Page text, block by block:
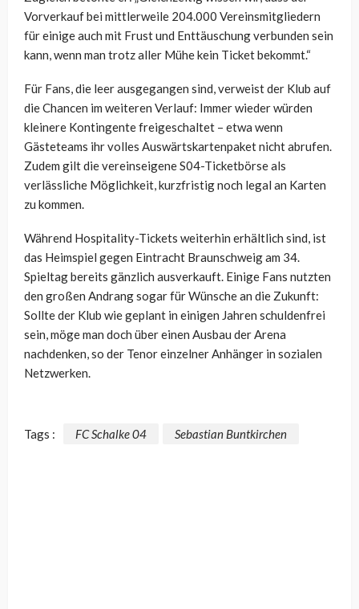
Vorverkauf bei mittlerweile 204.000 Vereinsmitgliedern
für einige auch mit Frust und Enttäuschung verbunden sein
kann, wenn man trotz aller Mühe kein Ticket bekommt.“
Für Fans, die leer ausgegangen sind, verweist der Klub auf
die Chancen im weiteren Verlauf: Immer wieder würden
kleinere Kontingente freigeschaltet – etwa wenn
Gästeteams ihr volles Auswärtskartenpaket nicht abrufen.
Zudem gilt die vereinseigene S04-Ticketbörse als
verlässliche Möglichkeit, kurzfristig noch legal an Karten
zu kommen.
Während Hospitality-Tickets weiterhin erhältlich sind, ist
das Heimspiel gegen Eintracht Braunschweig am 34.
Spieltag bereits gänzlich ausverkauft. Einige Fans nutzten
den großen Andrang sogar für Wünsche an die Zukunft:
Sollte der Klub wie geplant in einigen Jahren schuldenfrei
sein, möge man doch über einen Ausbau der Arena
nachdenken, so der Tenor einzelner Anhänger in sozialen
Netzwerken.
Tags : FC Schalke 04 Sebastian Buntkirchen